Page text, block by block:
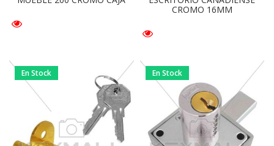
CROMO 16MM
En Stock En Stock